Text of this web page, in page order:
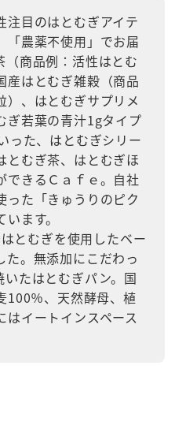
注目のはとむぎアイテ
「農薬不使用」でお届
（商品例：活性はとむ
はとむぎ雑穀（商品
）、はとむぎサプリメ
ぎ若葉の青汁1gタイプ
た、はとむぎシリー
とむぎ茶、はとむぎほ
できるＣａｆｅ。自社
った「きゅうりのピク
ます。
とむぎを使用したベー
た。無添加にこだわっ
たはとむぎパン。国
100％、天然酵母、植
イートインスペース